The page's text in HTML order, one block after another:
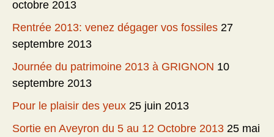
octobre 2013
Rentrée 2013: venez dégager vos fossiles 27
septembre 2013
Journée du patrimoine 2013 à GRIGNON 10
septembre 2013
Pour le plaisir des yeux 25 juin 2013
Sortie en Aveyron du 5 au 12 Octobre 2013 25 mai